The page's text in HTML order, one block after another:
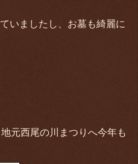
いましたし、お墓も綺麗に
元西尾の川まつりへ今年も